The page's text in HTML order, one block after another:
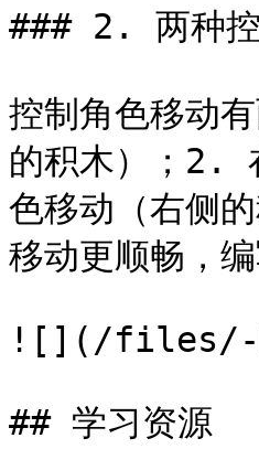
### 2. 两种控
控制角色移动
的积木）；2.
色移动（右侧
移动更顺畅，
![](/files/-
## 学习资源